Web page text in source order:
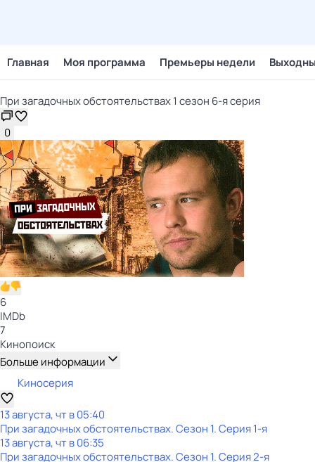
Главная Моя программа Премьеры недели
При загадочных обстоятельствах 1 сезон 6-я серия
0
6
IMDb
7
Кинопоиск
Больше информации
Киносерия
13 августа, чт в 05:40
При загадочных обстоятельствах. Сезон 1. Серия 1-я
13 августа, чт в 06:35
При загадочных обстоятельствах. Сезон 1. Серия 2-я